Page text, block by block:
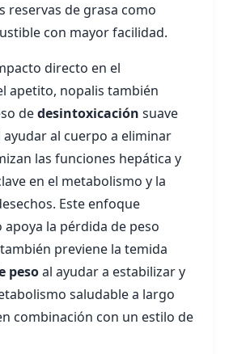
reservas de grasa como
con mayor facilidad.
directo en el
apetito, nopalis también
dedesintoxicación suave
ayudar al cuerpo a eliminar
las funciones hepática y
en el metabolismo y la
Este enfoque
la pérdida de peso
previene la temida
pesoal ayudar a estabilizar y
saludable a largo
combinación con un estilo de